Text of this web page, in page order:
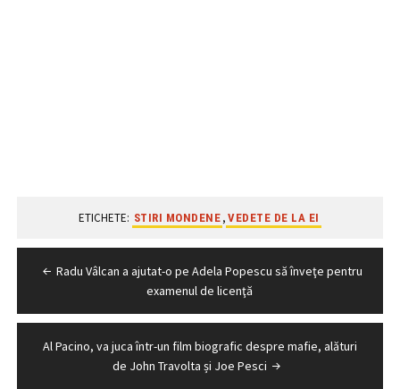
ETICHETE: STIRI MONDENE , VEDETE DE LA EI
Navigare
articole
Radu Vâlcan a ajutat-o pe Adela Popescu să înveţe pentru
examenul de licenţă
Al Pacino, va juca într-un film biografic despre mafie, alături
de John Travolta și Joe Pesci